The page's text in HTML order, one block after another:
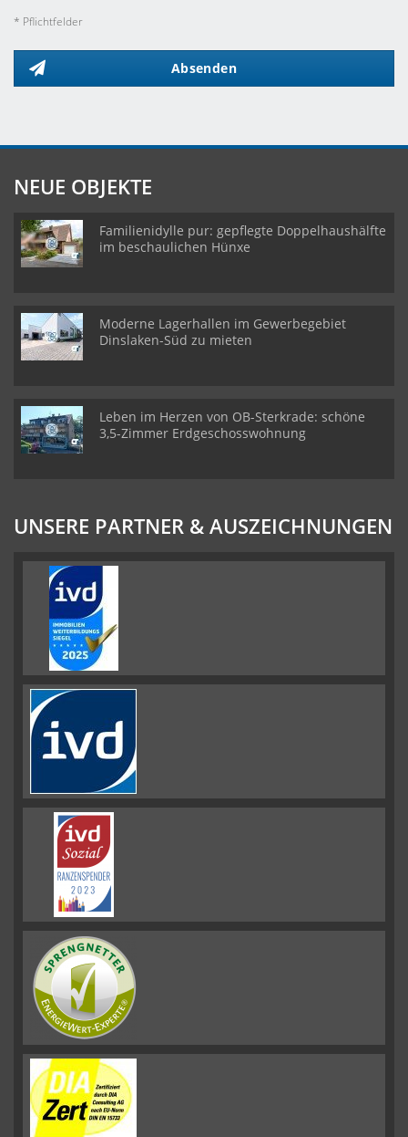
* Pflichtfelder
Absenden
NEUE OBJEKTE
Familienidylle pur: gepflegte Doppelhaushälfte
im beschaulichen Hünxe
Moderne Lagerhallen im Gewerbegebiet
Dinslaken-Süd zu mieten
Leben im Herzen von OB-Sterkrade: schöne
3,5-Zimmer Erdgeschosswohnung
UNSERE PARTNER & AUSZEICHNUNGEN